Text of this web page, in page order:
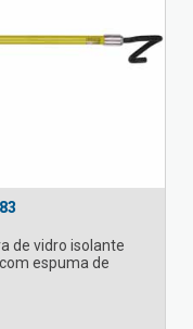
de vidro isolante
espuma de